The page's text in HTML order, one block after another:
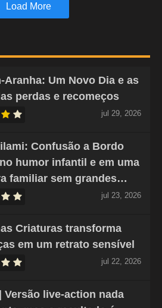
Load More
Aranha: Um Novo Dia e as
perdas e recomeços
jul 29, 2026
Confusão a Bordo
humor infantil e em uma
familiar sem grandes…
jul 23, 2026
Criaturas transforma
em um retrato sensível
jul 22, 2026
Versão live-action nada